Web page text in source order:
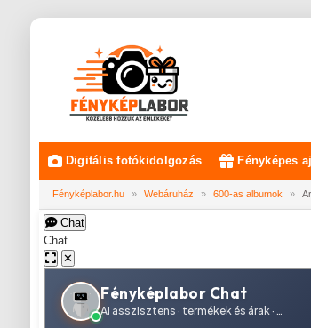
Digitális fotókidolgozás Fényképes
Fényképlabor.hu » Webáruház » 600-as albumok »
Chat
Chat
✕